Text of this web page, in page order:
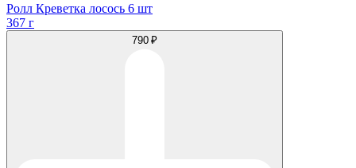
Ролл Креветка лосось 6 шт
367 г
790 ₽